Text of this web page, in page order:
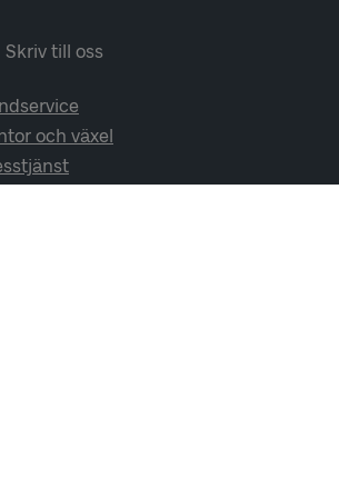
Skriv till oss
och växel